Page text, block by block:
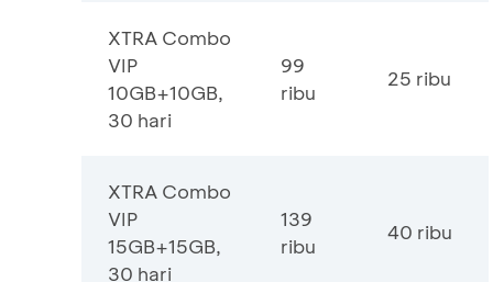
XTRA Combo
VIP
10GB+10GB,
30 hari
99
ribu
25 ribu
XTRA Combo
VIP
15GB+15GB,
30 hari
139
ribu
40 ribu